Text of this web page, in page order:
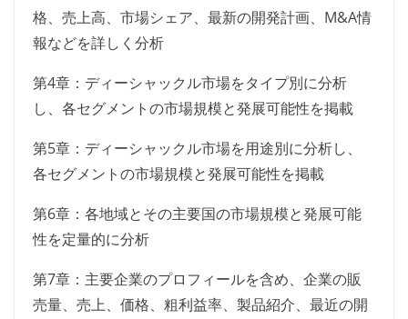
格、売上高、市場シェア、最新の開発計画、M&A情
報などを詳しく分析
第4章：ディーシャックル市場をタイプ別に分析
し、各セグメントの市場規模と発展可能性を掲載
第5章：ディーシャックル市場を用途別に分析し、
各セグメントの市場規模と発展可能性を掲載
第6章：各地域とその主要国の市場規模と発展可能
性を定量的に分析
第7章：主要企業のプロフィールを含め、企業の販
売量、売上、価格、粗利益率、製品紹介、最近の開